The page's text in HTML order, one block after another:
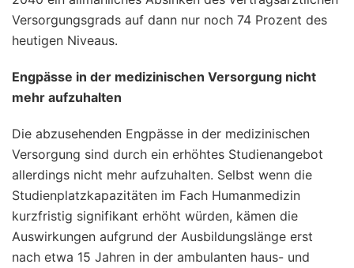
Versorgungsgrads auf dann nur noch 74 Prozent des
heutigen Niveaus.
Engpässe in der medizinischen Versorgung nicht
mehr aufzuhalten
Die abzusehenden Engpässe in der medizinischen
Versorgung sind durch ein erhöhtes Studienangebot
allerdings nicht mehr aufzuhalten. Selbst wenn die
Studienplatzkapazitäten im Fach Humanmedizin
kurzfristig signifikant erhöht würden, kämen die
Auswirkungen aufgrund der Ausbildungslänge erst
nach etwa 15 Jahren in der ambulanten haus- und